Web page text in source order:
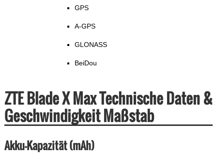
GPS
A-GPS
GLONASS
BeiDou
ZTE Blade X Max Technische Daten &
Geschwindigkeit Maßstab
Akku-Kapazität (mAh)